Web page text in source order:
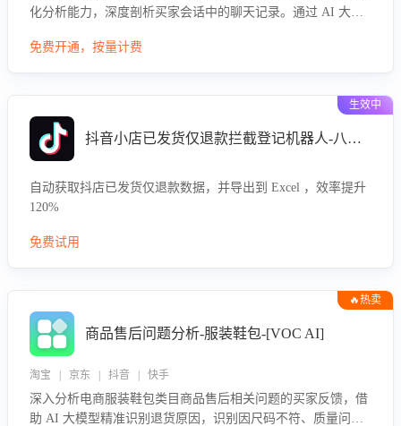
化分析能力，深度剖析买家会话中的聊天记录。通过 AI 大模
效性与完整性，输出针对性改进策略，助力商家快速优化快捷
免费开通，按量计费
生效中
抖音小店已发货仅退款拦截登记机器人-八爪鱼
自动获取抖店已发货仅退款数据，并导出到 Excel ，效率提升
120%
免费试用
🔥热卖
商品售后问题分析-服装鞋包-[VOC AI]
淘宝 | 京东 | 抖音 | 快手
深入分析电商服装鞋包类目商品售后相关问题的买家反馈，借
助 AI 大模型精准识别退货原因，识别因尺码不符、质量问题